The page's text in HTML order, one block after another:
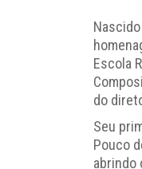
Escola
do
Seu
Pouco
abrindo